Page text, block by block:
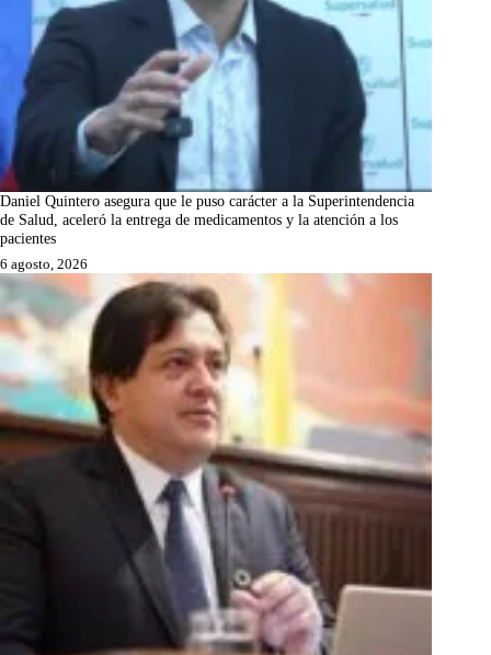
Daniel Quintero asegura que le puso carácter a la Superintendencia
de Salud, aceleró la entrega de medicamentos y la atención a los
pacientes
6 agosto, 2026